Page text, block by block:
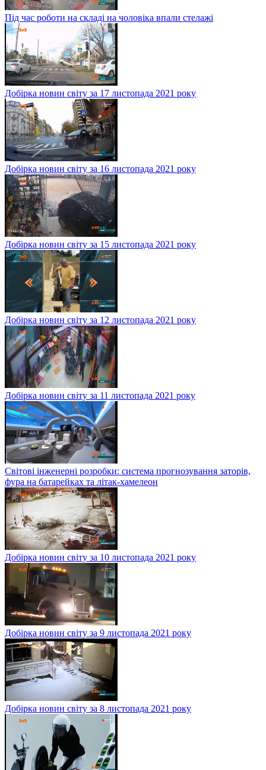
Під час роботи на складі на чоловіка впали стелажі
Добірка новин світу за 17 листопада 2021 року
Добірка новин світу за 16 листопада 2021 року
Добірка новин світу за 15 листопада 2021 року
Добірка новин світу за 12 листопада 2021 року
Добірка новин світу за 11 листопада 2021 року
Світові інженерні розробки: система прогнозування заторів,
фура на батарейках та літак-хамелеон
Добірка новин світу за 10 листопада 2021 року
Добірка новин світу за 9 листопада 2021 року
Добірка новин світу за 8 листопада 2021 року